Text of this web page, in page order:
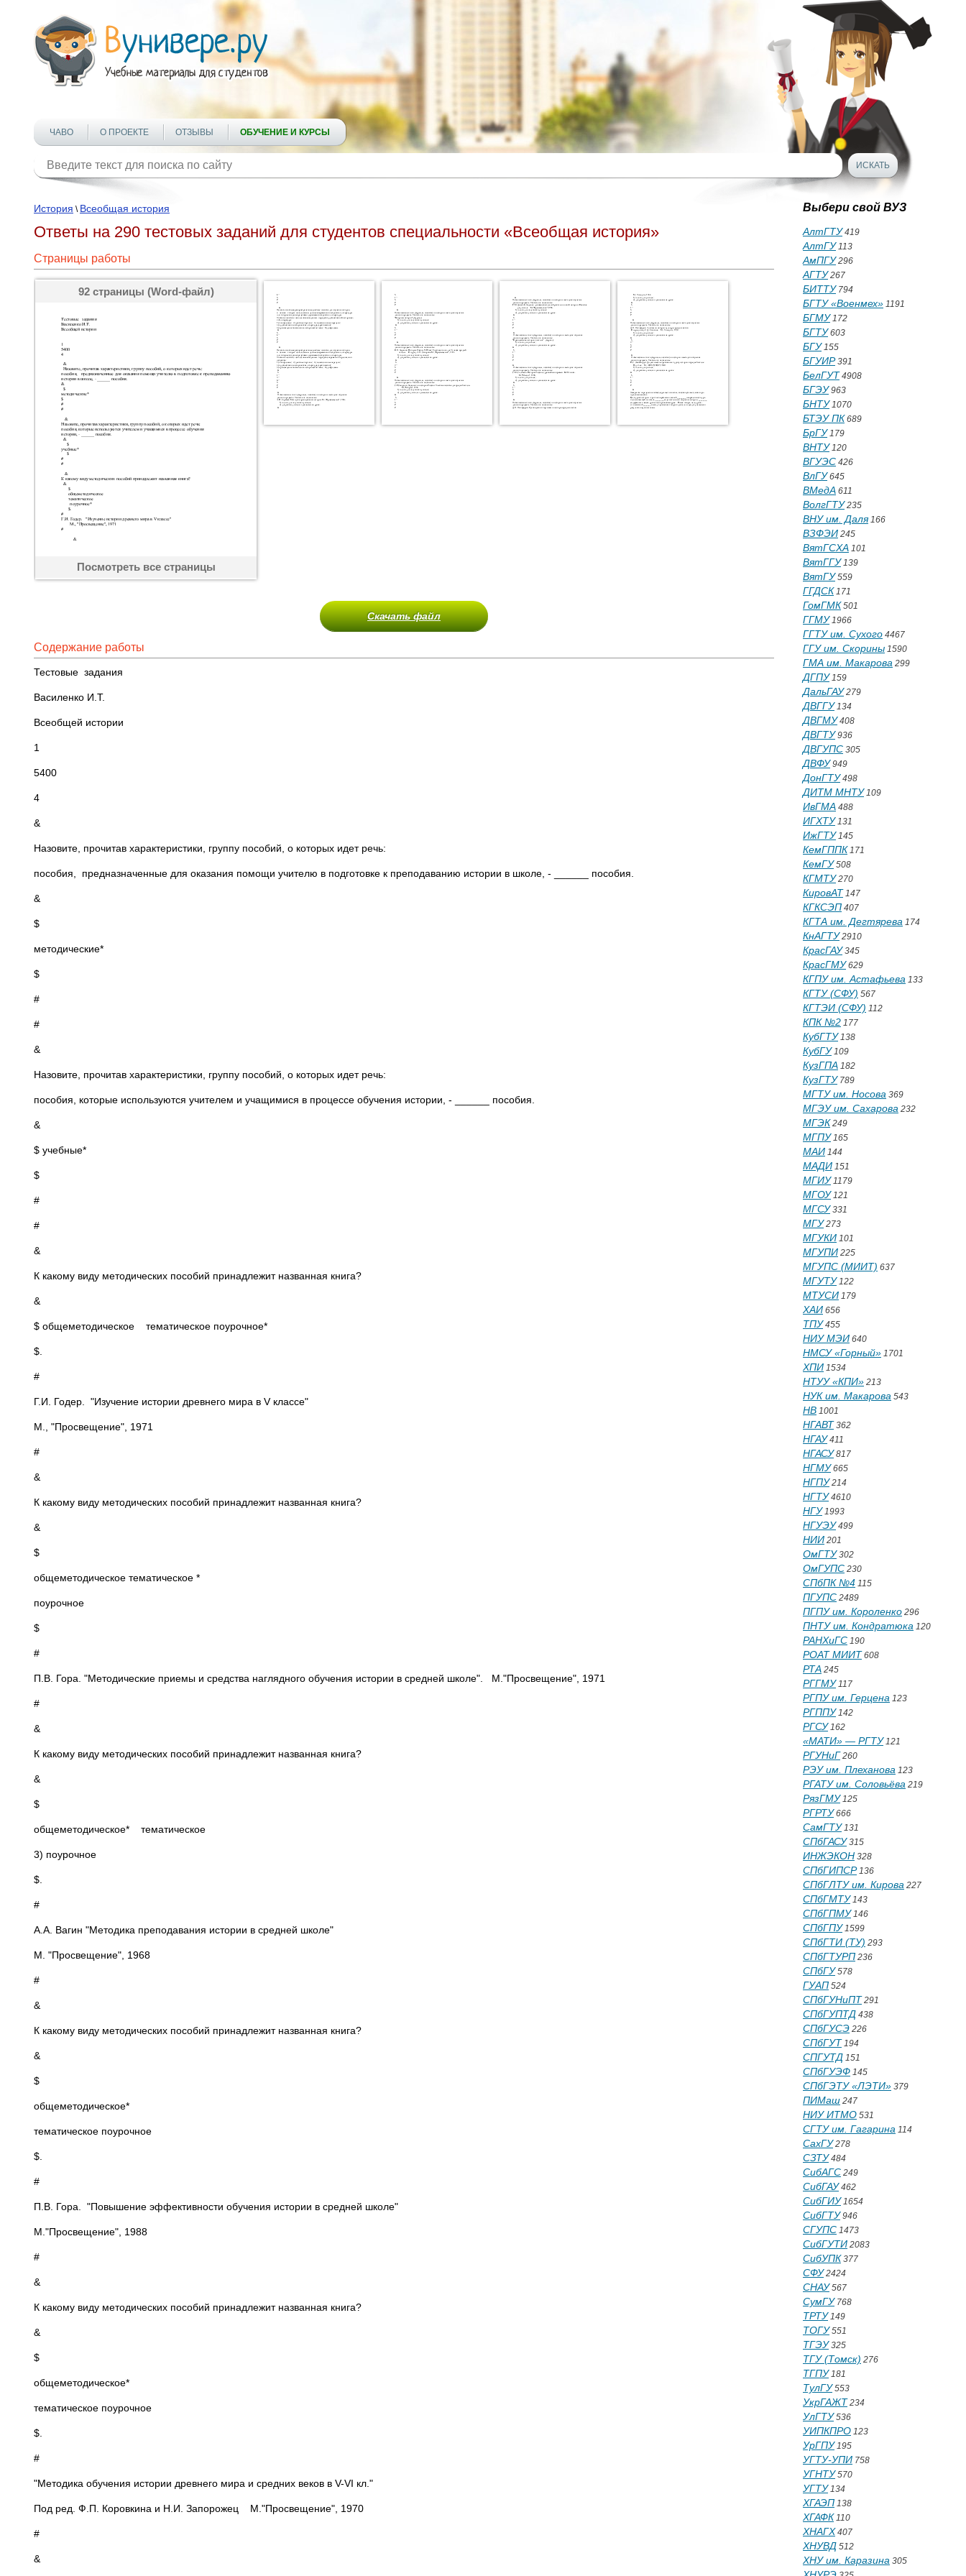
ЧАВО О ПРОЕКТЕ ОТЗЫВЫ ОБУЧЕНИЕ И КУРСЫ
История \ Всеобщая история
Ответы на 290 тестовых заданий для студентов специальности «Всеобщая история»
Страницы работы
92 страницы (Word-файл)
Посмотреть все страницы
Скачать файл
Содержание работы
Тестовые задания
Василенко И.Т.
Всеобщей истории
1
5400
4
&
Назовите, прочитав характеристики, группу пособий, о которых идет речь:
пособия, предназначенные для оказания помощи учителю в подготовке к преподаванию истории в школе, - ______ пособия.
&
$
методические*
$
#
#
&
Назовите, прочитав характеристики, группу пособий, о которых идет речь:
пособия, которые используются учителем и учащимися в процессе обучения истории, - ______ пособия.
&
$ учебные*
$
#
#
&
К какому виду методических пособий принадлежит названная книга?
&
$ общеметодическое тематическое поурочное*
$.
#
Г.И. Годер. "Изучение истории древнего мира в V классе"
М., "Просвещение", 1971
#
&
К какому виду методических пособий принадлежит названная книга?
&
$
общеметодическое тематическое *
поурочное
$
#
П.В. Гора. "Методические приемы и средства наглядного обучения истории в средней школе". М."Просвещение", 1971
#
&
К какому виду методических пособий принадлежит названная книга?
&
$
общеметодическое* тематическое
3) поурочное
$.
#
А.А. Вагин "Методика преподавания истории в средней школе"
М. "Просвещение", 1968
#
&
К какому виду методических пособий принадлежит названная книга?
&
$
общеметодическое*
тематическое поурочное
$.
#
П.В. Гора. "Повышение эффективности обучения истории в средней школе"
М."Просвещение", 1988
#
&
К какому виду методических пособий принадлежит названная книга?
&
$
общеметодическое*
тематическое поурочное
$.
#
"Методика обучения истории древнего мира и средних веков в V-VI кл."
Под ред. Ф.П. Коровкина и Н.И. Запорожец М."Просвещение", 1970
#
&
Выбери свой ВУЗ
АлтГТУ419
АлтГУ113
АмПГУ296
АГТУ267
БИТТУ794
БГТУ «Военмех» 1191
БГМУ172
БГТУ603
БГУ155
БГУИР391
БелГУТ 4908
БГЭУ963
БНТУ1070
БТЭУ ПК 689
БрГУ179
ВНТУ120
ВГУЭС 426
ВлГУ645
ВМедА 611
ВолгГТУ235
ВНУ им. Даля166
ВЗФЭИ 245
ВятГСХА 101
ВятГГУ139
ВятГУ559
ГГДСК 171
ГомГМК 501
ГГМУ1966
ГГТУ им. Сухого 4467
ГГУ им. Скорины 1590
ГМА им. Макарова 299
ДГПУ159
ДальГАУ279
ДВГГУ134
ДВГМУ408
ДВГТУ936
ДВГУПС 305
ДВФУ949
ДонГТУ498
ДИТМ МНТУ109
ИвГМА 488
ИГХТУ131
ИжГТУ145
КемГППК 171
КемГУ508
КГМТУ270
КировАТ 147
КГКСЭП 407
КГТА им. Дегтярева 174
КнАГТУ2910
КрасГАУ345
КрасГМУ629
КГПУ им. Астафьева 133
КГТУ (СФУ) 567
КГТЭИ (СФУ) 112
КПК №2 177
КубГТУ138
КубГУ109
КузГПА 182
КузГТУ789
МГТУ им. Носова 369
МГЭУ им. Сахарова 232
МГЭК 249
МГПУ165
МАИ 144
МАДИ 151
МГИУ1179
МГОУ121
МГСУ331
МГУ273
МГУКИ 101
МГУПИ 225
МГУПС (МИИТ) 637
МГУТУ122
МТУСИ 179
ХАИ 656
ТПУ455
НИУ МЭИ 640
НМСУ «Горный» 1701
ХПИ 1534
НТУУ «КПИ» 213
НУК им. Макарова 543
НВ 1001
НГАВТ 362
НГАУ411
НГАСУ817
НГМУ665
НГПУ214
НГТУ4610
НГУ1993
НГУЭУ499
НИИ 201
ОмГТУ302
ОмГУПС 230
СПбПК №4 115
ПГУПС 2489
ПГПУ им. Короленко 296
ПНТУ им. Кондратюка 120
РАНХиГС 190
РОАТ МИИТ 608
РТА 245
РГГМУ117
РГПУ им. Герцена 123
РГППУ142
РГСУ162
«МАТИ» — РГТУ121
РГУНиГ 260
РЭУ им. Плеханова 123
РГАТУ им. Соловьёва 219
РязГМУ125
РГРТУ666
СамГТУ131
СПбГАСУ315
ИНЖЭКОН 328
СПбГИПСР136
СПбГЛТУ им. Кирова 227
СПбГМТУ143
СПбГПМУ146
СПбГПУ1599
СПбГТИ (ТУ) 293
СПбГТУРП 236
СПбГУ578
ГУАП 524
СПбГУНиПТ 291
СПбГУПТД 438
СПбГУСЭ 226
СПбГУТ 194
СПГУТД 151
СПбГУЭФ 145
СПбГЭТУ «ЛЭТИ» 379
ПИМаш 247
НИУ ИТМО 531
СГТУ им. Гагарина 114
СахГУ278
СЗТУ484
СибАГС 249
СибГАУ462
СибГИУ1654
СибГТУ946
СГУПС 1473
СибГУТИ 2083
СибУПК 377
СФУ2424
СНАУ567
СумГУ768
ТРТУ149
ТОГУ551
ТГЭУ325
ТГУ (Томск) 276
ТГПУ181
ТулГУ553
УкрГАЖТ 234
УлГТУ536
УИПКПРО 123
УрГПУ195
УГТУ-УПИ 758
УГНТУ570
УГТУ134
ХГАЭП 138
ХГАФК 110
ХНАГХ 407
ХНУВД 512
ХНУ им. Каразина 305